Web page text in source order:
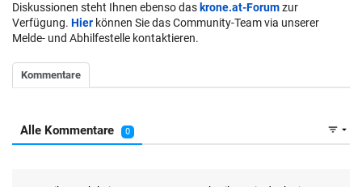
Diskussionen steht Ihnen ebenso das krone.at-Forumzur
Verfügung. Hier können Sie das Community-Team via unserer
Melde- und Abhilfestelle kontaktieren.